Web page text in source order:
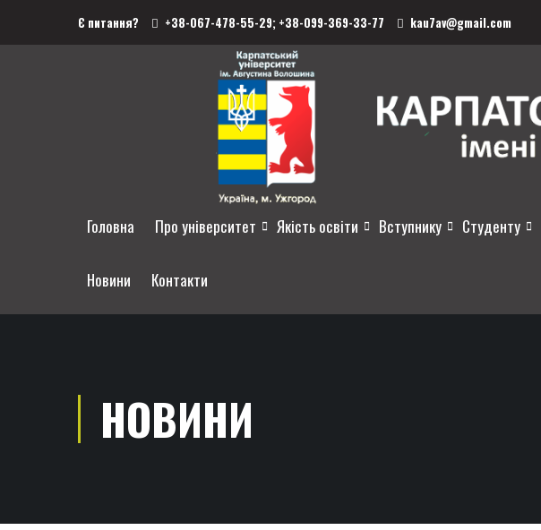
Є питання? +38-067-478-55-29; +38-099-369-33-77 kau7av@gmail.com
Головна Про університет Якість освіти Вступнику Студенту
Новини Контакти
НОВИНИ